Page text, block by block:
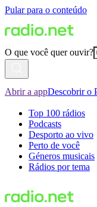
Pular para o conteúdo
O que você quer ouvir?
Abrir a appDescobrir o
Top 100 rádios
Podcasts
Desporto ao vivo
Perto de você
Géneros musicais
Rádios por tema